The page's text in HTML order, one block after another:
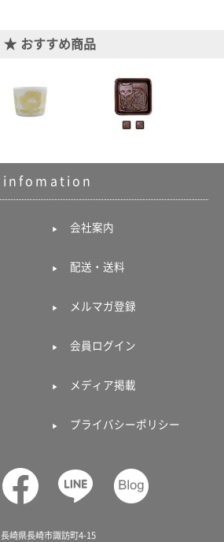
おすすめ商品
infomation
会社案内
配送・送料
メルマガ登録
会員ログイン
メディア掲載
プライバシーポリシー
長崎県長崎市諏訪町4-15